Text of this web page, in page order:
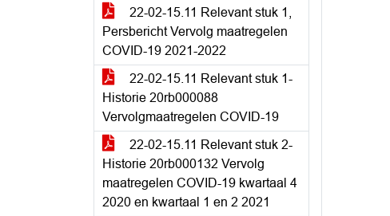
22-02-15.11 Relevant stuk 1,
Persbericht Vervolg maatregelen
COVID-19 2021-2022
22-02-15.11 Relevant stuk 1-
Historie 20rb000088
Vervolgmaatregelen COVID-19
22-02-15.11 Relevant stuk 2-
Historie 20rb000132 Vervolg
maatregelen COVID-19 kwartaal 4
2020 en kwartaal 1 en 2 2021